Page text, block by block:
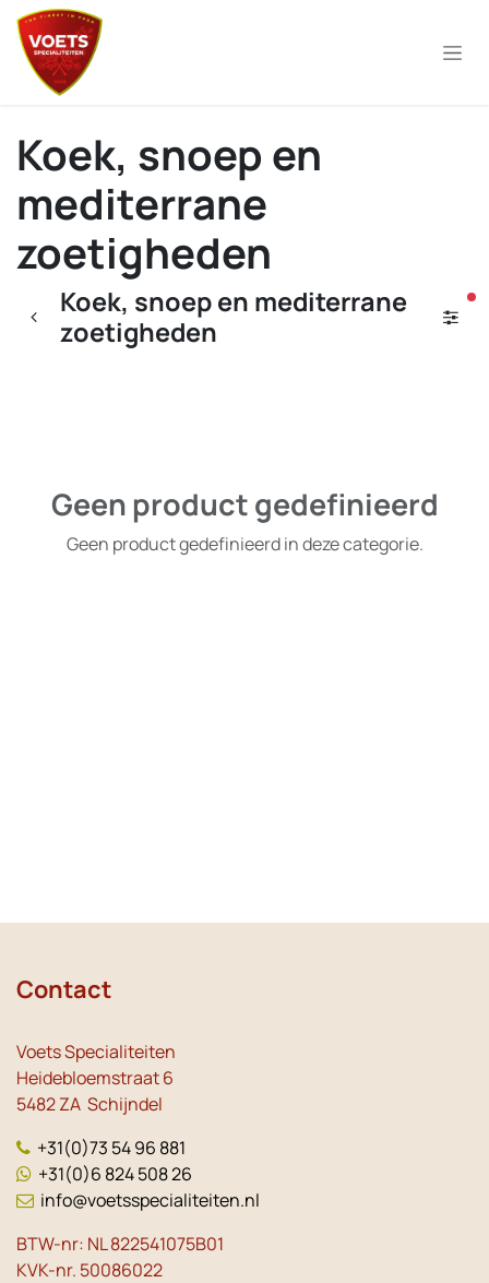
Overslaan naar inhoud
Koek, snoep en
mediterrane
zoetigheden
Koek, snoep en mediterrane
zoetigheden
Geen product gedefinieerd
Geen product gedefinieerd in deze categorie.
Contact
Voets Specialiteiten
Heidebloemstraat 6
5482 ZA Schijndel
+31(0)73 54 96 881
+31(0)6 824 508 26
info@voetsspecialiteiten.nl
BTW-nr: NL 822541075B01
KVK-nr. 50086022